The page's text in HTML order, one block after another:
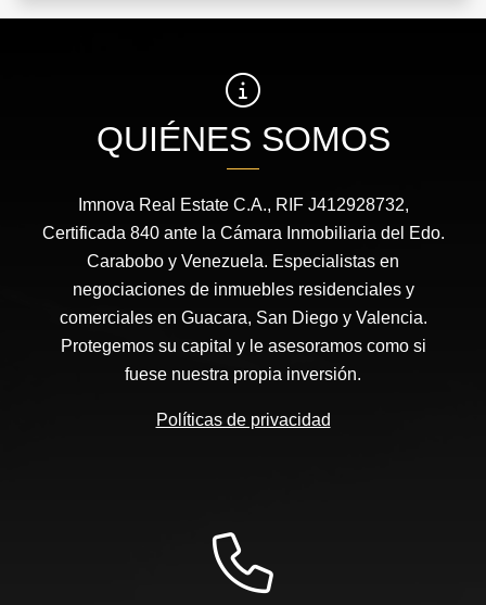
QUIÉNES SOMOS
Imnova Real Estate C.A., RIF J412928732,
Certificada 840 ante la Cámara Inmobiliaria del Edo.
Carabobo y Venezuela. Especialistas en
negociaciones de inmuebles residenciales y
comerciales en Guacara, San Diego y Valencia.
Protegemos su capital y le asesoramos como si
fuese nuestra propia inversión.
Políticas de privacidad